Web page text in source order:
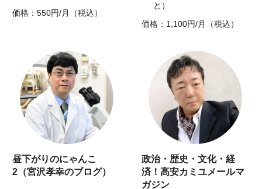
価格：550円/月（税込）
と）
価格：1,100円/月（税込）
昼下がりのにゃんこ
2（宮沢孝幸のブログ）
政治・歴史・文化・経
済！高安カミユメールマ
ガジン